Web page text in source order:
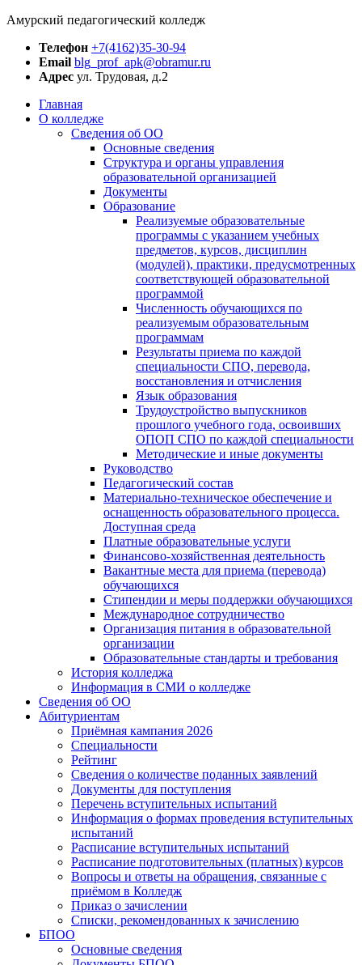
Амурский педагогический колледж
Телефон +7(4162)35-30-94
Email blg_prof_apk@obramur.ru
Адрес ул. Трудовая, д.2
Главная
О колледже
Сведения об ОО
Основные сведения
Структура и органы управления
образовательной организацией
Документы
Образование
Реализуемые образовательные
программы с указанием учебных
предметов, курсов, дисциплин
(модулей), практики, предусмотренных
соответствующей образовательной
программой
Численность обучающихся по
реализуемым образовательным
программам
Результаты приема по каждой
специальности СПО, перевода,
восстановления и отчисления
Язык образования
Трудоустройство выпускников
прошлого учебного года, освоивших
ОПОП СПО по каждой специальности
Методические и иные документы
Руководство
Педагогический состав
Материально-техническое обеспечение и
оснащенность образовательного процесса.
Доступная среда
Платные образовательные услуги
Финансово-хозяйственная деятельность
Вакантные места для приема (перевода)
обучающихся
Стипендии и меры поддержки обучающихся
Международное сотрудничество
Организация питания в образовательной
организации
Образовательные стандарты и требования
История колледжа
Информация в СМИ о колледже
Сведения об ОО
Абитуриентам
Приёмная кампания 2026
Специальности
Рейтинг
Сведения о количестве поданных заявлений
Документы для поступления
Перечень вступительных испытаний
Информация о формах проведения вступительных
испытаний
Расписание вступительных испытаний
Расписание подготовительных (платных) курсов
Вопросы и ответы на обращения, связанные с
приёмом в Колледж
Приказ о зачислении
Списки, рекомендованных к зачислению
БПОО
Основные сведения